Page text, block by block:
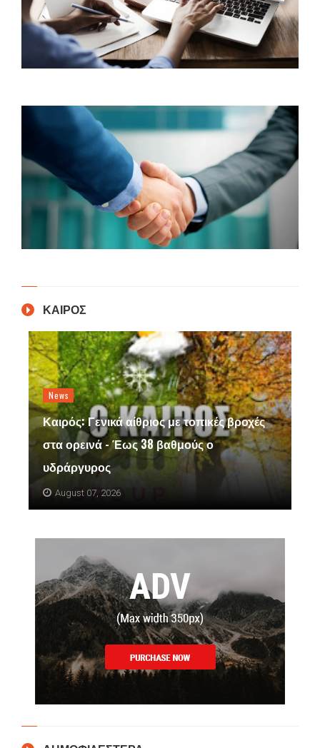
ΚΑΙΡΟΣ
News
Καιρός: Γενικά αίθριος με τοπικές βροχές
στα ορεινά - Έως 38 βαθμούς ο
υδράργυρος
August 07, 2026